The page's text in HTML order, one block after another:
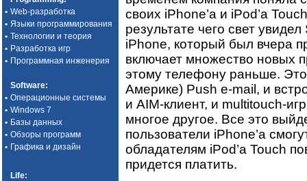
• Web-разработка
• Языки программирования
• Технологии и теория
• Разработка игр
• Программная инженерия
Software:
• Операционные системы
• Windows 7
• Базы данных
• Обзоры программ
• Графика и дизайн
Life:
своих iPhone’а и iPod’а
результате чего свет
iPhone, который был вчера
включает множество новых
этому телефону раньше.
Америке) Push e-mail, и
и AIM-клиент, и multitouch-
многое другое. Все это
пользователи iPhone’а
обладателям iPod’а Touch
придется платить.